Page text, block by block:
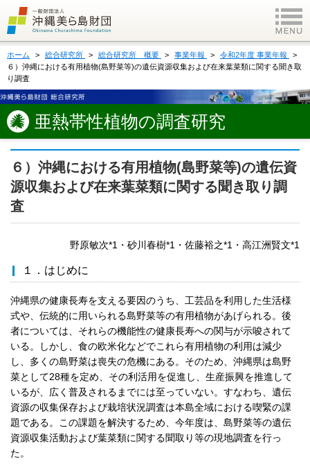
ホーム 総合研究所 総合研究所 概要 事業年報
令和2年度 事業年報
６）沖縄における有用植物(島野菜等)の遺伝資源収集および在来葉菜類に関する聞き取
り調査
亜熱帯性植物の調査研究
６）沖縄における有用植物(島野菜等)の遺伝資
源収集および在来葉菜類に関する聞き取り調
査
野原敏次*1・砂川春樹*1・佐藤裕之*1・高江洲賢文*1
１．はじめに
沖縄県の健康長寿を支える要因のうち、工芸品を利用した生活様
式や、伝統的に用いられる島野菜等の有用植物があげられる。後
者については、それらの機能性の健康長寿への関与が示唆されて
いる。しかし、食の欧米化などでこれら有用植物の利用は減少
し、多くの島野菜は喪失の危機にある。そのため、沖縄県は島野
菜として28種を定め、その利活用を促進し、生産振興を推進して
いるが、広く普及されるまでには至っていない。すなわち、遺伝
資源の収集保存および栽培状況調査は本島全域における喫緊の課
題である。この課題を解決するため、今年度は、島野菜等の遺伝
資源収集活動および葉菜類に関する聞取り等の現地調査を行っ
た。